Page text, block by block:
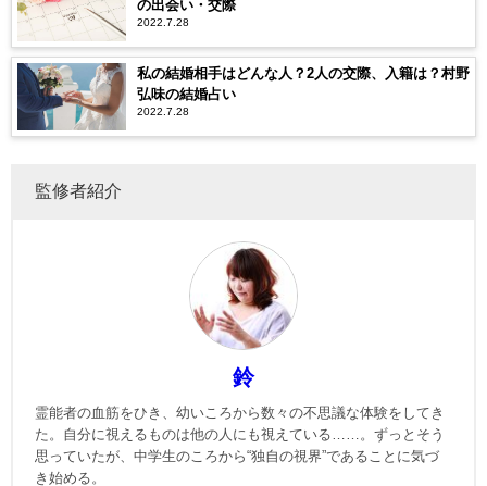
の出会い・交際
2022.7.28
私の結婚相手はどんな人？2人の交際、入籍は？村野
弘味の結婚占い
2022.7.28
監修者紹介
鈴
霊能者の血筋をひき、幼いころから数々の不思議な体験をしてき
た。自分に視えるものは他の人にも視えている……。ずっとそう
思っていたが、中学生のころから“独自の視界”であることに気づ
き始める。